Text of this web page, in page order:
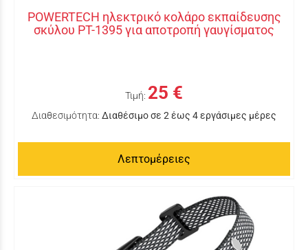
POWERTECH ηλεκτρικό κολάρο εκπαίδευσης
σκύλου PT-1395 για αποτροπή γαυγίσματος
Τιμή: 25 €
Διαθεσιμότητα: Διαθέσιμο σε 2 έως 4 εργάσιμες μέρες
Λεπτομέρειες